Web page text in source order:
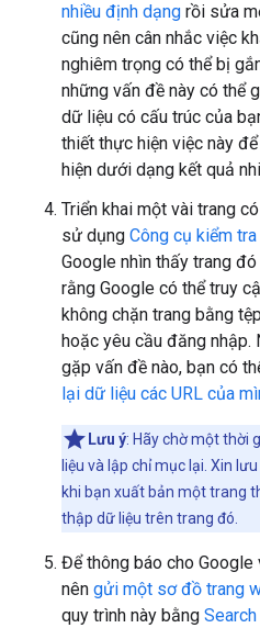
nhiều định dạng rồi sửa
cũng nên cân nhắc việc
nghiêm trọng có thể bị
những vấn đề này có thể
dữ liệu có cấu trúc của
thiết thực hiện việc này
hiện dưới dạng kết quả
Triển khai một vài trang
sử dụng Công cụ kiểm tra
Google nhìn thấy trang
rằng Google có thể truy
không chặn trang bằng
hoặc yêu cầu đăng nhập.
gặp vấn đề nào, bạn có
lại dữ liệu các URL của
Lưu ý: Hãy chờ một thời
liệu và lập chỉ mục lại. Xin
khi bạn xuất bản một trang
thập dữ liệu trên trang đó.
Để thông báo cho Google
nên gửi một sơ đồ trang
quy trình này bằng